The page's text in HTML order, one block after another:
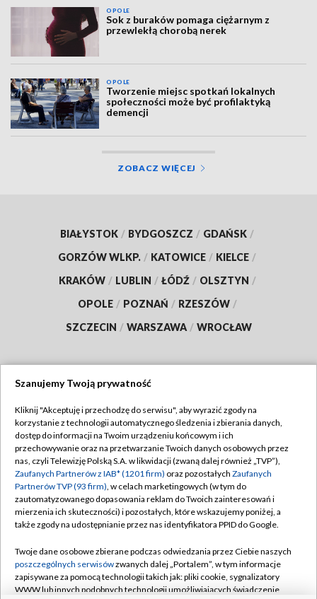
OPOLE
Sok z buraków pomaga ciężarnym z
przewlekłą chorobą nerek
OPOLE
Tworzenie miejsc spotkań lokalnych
społeczności może być profilaktyką
demencji
ZOBACZ WIĘCEJ
BIAŁYSTOK / BYDGOSZCZ / GDAŃSK /
GORZÓW WLKP. / KATOWICE / KIELCE /
KRAKÓW / LUBLIN / ŁÓDŹ / OLSZTYN /
OPOLE / POZNAŃ / RZESZÓW /
SZCZECIN / WARSZAWA / WROCŁAW
TVP
Abonament TVP
Emisja w TVP
Centrum informacji TVP
Naziemna Telewizja Cyfrowa
Rada Programowa
System NOS
Regulamin TVP
Polityka prywatności
Moje zgody
Pomoc
Kontakt
Szanujemy Twoją prywatność
Kliknij "Akceptuję i przechodzę do serwisu", aby wyrazić zgody na
korzystanie z technologii automatycznego śledzenia i zbierania danych,
dostęp do informacji na Twoim urządzeniu końcowym i ich
przechowywanie oraz na przetwarzanie Twoich danych osobowych przez
nas, czyli Telewizję Polską S.A. w likwidacji (zwaną dalej również „TVP”),
Zaufanych Partnerów z IAB* (1201 firm) oraz pozostałych Zaufanych
Partnerów TVP (93 firm), w celach marketingowych (w tym do
zautomatyzowanego dopasowania reklam do Twoich zainteresowań i
mierzenia ich skuteczności) i pozostałych, które wskazujemy poniżej, a
także zgody na udostępnianie przez nas identyfikatora PPID do Google.
Twoje dane osobowe zbierane podczas odwiedzania przez Ciebie naszych
poszczególnych serwisówzwanych dalej „Portalem”, w tym informacje
zapisywane za pomocą technologii takich jak: pliki cookie, sygnalizatory
WWW lub innych podobnych technologii umożliwiających świadczenie